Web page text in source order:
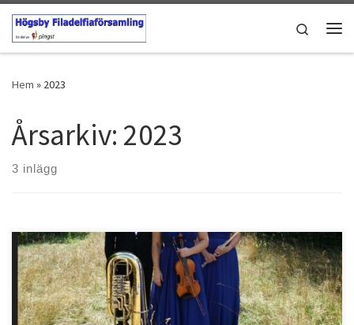
Hoppa till innehåll
Search
Hem » 2023
Årsarkiv: 2023
3 inlägg